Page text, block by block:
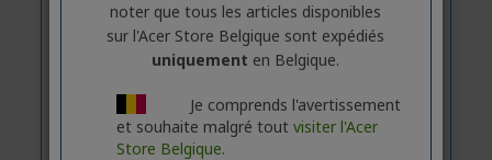
noter que tous les articles disponibles
sur l'Acer Store Belgique sont expédiés
uniquement en Belgique.
Je comprends l'avertissement
et souhaite malgré tout visiter l'Acer
Store Belgique.